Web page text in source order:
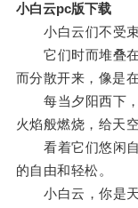
小白云pc版下载
小白云们不受束
它们时而堆叠在
而分散开来，像是
每当夕阳西下，
火焰般燃烧，给天
看着它们悠闲自
的自由和轻松。
小白云，你是天